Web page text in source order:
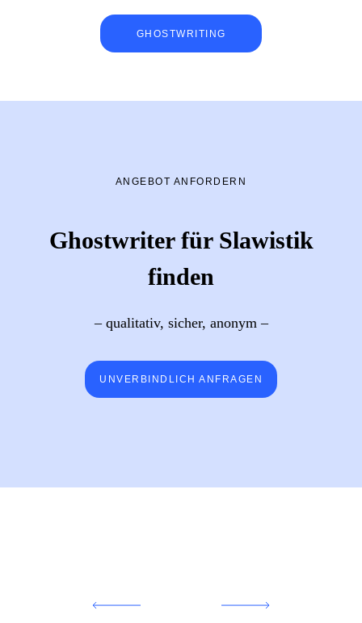
GHOSTWRITING
ANGEBOT ANFORDERN
Ghostwriter für Slawistik
finden
– qualitativ, sicher, anonym –
UNVERBINDLICH ANFRAGEN